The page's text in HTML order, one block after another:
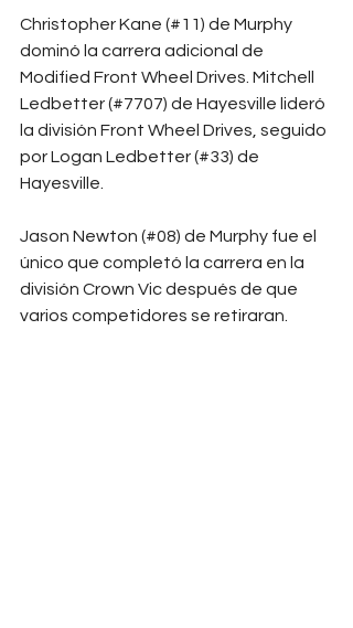
Christopher Kane (#11) de Murphy
dominó la carrera adicional de
Modified Front Wheel Drives. Mitchell
Ledbetter (#7707) de Hayesville lideró
la división Front Wheel Drives, seguido
por Logan Ledbetter (#33) de
Hayesville.
Jason Newton (#08) de Murphy fue el
único que completó la carrera en la
división Crown Vic después de que
varios competidores se retiraran.